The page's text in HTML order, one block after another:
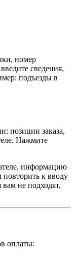
номер
сведения,
подъезды в
позиции заказа,
Нажмите
информацию
к вводу
не подходят,
оплаты: